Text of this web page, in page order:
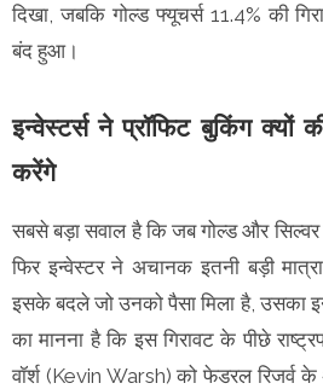
दिखा, जबकि गोल्ड फ्यूचर्स 11.4% की
बंद हुआ।
इन्वेस्टर्स ने प्रॉफिट बुकिंग
करेंगे
सबसे बड़ा सवाल है कि जब गोल्ड और
फिर इन्वेस्टर ने अचानक इतनी बड़ी
इसके बदले जो उनको पैसा मिला है, उसका
का मानना है कि इस गिरावट के पीछे
वॉर्श (Kevin Warsh) को फेडरल रिजर्व